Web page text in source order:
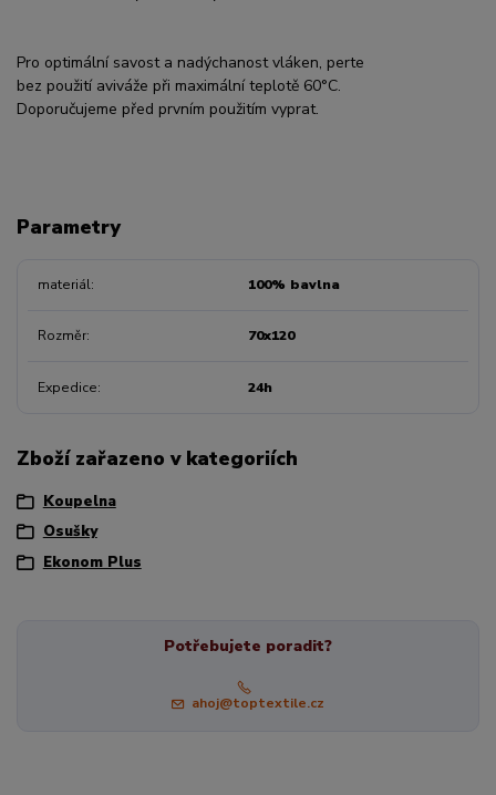
Pro optimální savost a nadýchanost vláken, perte
bez použití aviváže při maximální teplotě 60°C.
Doporučujeme před prvním použitím vyprat.
Parametry
materiál 100% bavlna
Rozměr 70x120
Expedice 24h
Zboží zařazeno v kategoriích
Koupelna
Osušky
Ekonom Plus
Potřebujete poradit?
ahoj@toptextile.cz